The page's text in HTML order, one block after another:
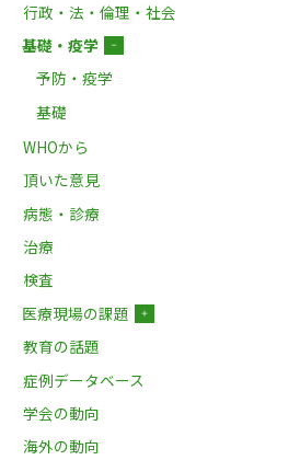
行政・法・倫理・社会
基礎・疫学
－
予防・疫学
基礎
WHOから
頂いた意見
病態・診療
治療
検査
医療現場の課題
＋
教育の話題
症例データベース
学会の動向
海外の動向